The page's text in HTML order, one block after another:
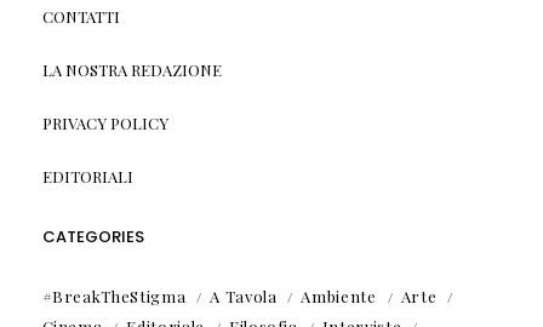
CONTATTI
LA NOSTRA REDAZIONE
PRIVACY POLICY
EDITORIALI
CATEGORIES
#BreakTheStigma A Tavola Ambiente
Arte